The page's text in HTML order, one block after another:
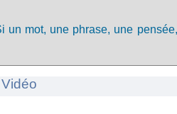
mot, une phrase, une
Vidéo